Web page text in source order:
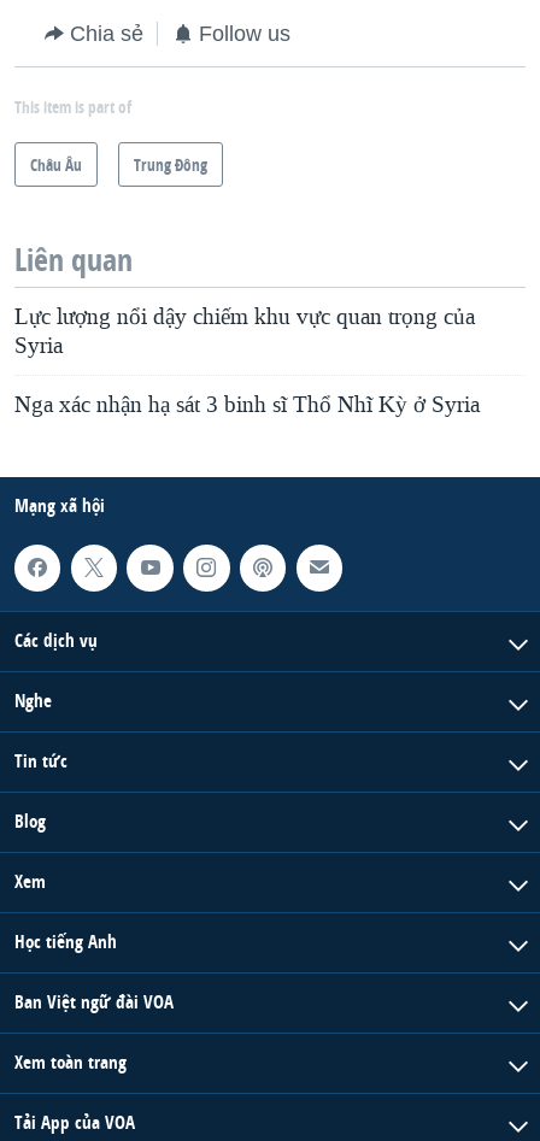
Chia sẻ Follow us
This item is part of
Châu Âu Trung Ðông
Liên quan
Lực lượng nổi dậy chiếm khu vực quan trọng của
Syria
Nga xác nhận hạ sát 3 binh sĩ Thổ Nhĩ Kỳ ở Syria
Mạng xã hội
Các dịch vụ
Nghe
Tin tức
Blog
Xem
Học tiếng Anh
Ban Việt ngữ đài VOA
Xem toàn trang
Tải App của VOA